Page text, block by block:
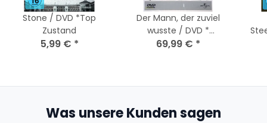
Stone / DVD *Top
Zustand
5,99 € *
Der Mann, der zuviel
wusste / DVD *
Nagelneu Versiegelt
69,99 € *
Was unsere Kunden sagen